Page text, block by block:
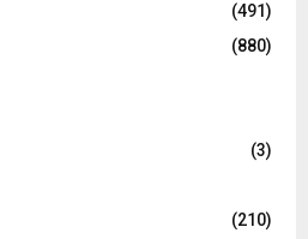
(491)
(880)
(3)
(210)